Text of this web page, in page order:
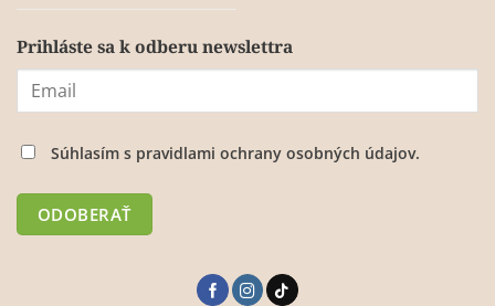
Prihláste sa k odberu newslettra
Súhlasím s pravidlami ochrany osobných údajov.